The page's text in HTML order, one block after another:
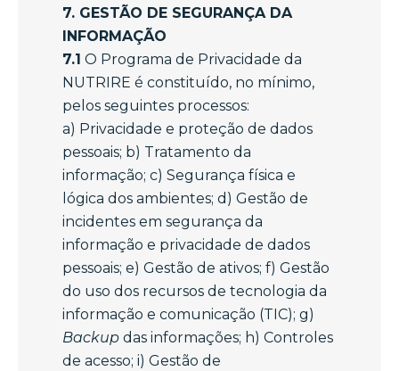
7. GESTÃO DE SEGURANÇA DA
INFORMAÇÃO
7.1 O Programa de Privacidade da
NUTRIRE é constituído, no mínimo,
pelos seguintes processos:
a) Privacidade e proteção de dados
pessoais; b) Tratamento da
informação; c) Segurança física e
lógica dos ambientes; d) Gestão de
incidentes em segurança da
informação e privacidade de dados
pessoais; e) Gestão de ativos; f) Gestão
do uso dos recursos de tecnologia da
informação e comunicação (TIC); g)
Backup das informações; h) Controles
de acesso; i) Gestão de